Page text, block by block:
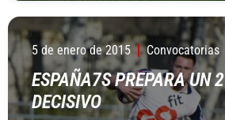
5 de enero de 2015 Convocatorias
ESPAÑA7S PREPARA UN
DECISIVO